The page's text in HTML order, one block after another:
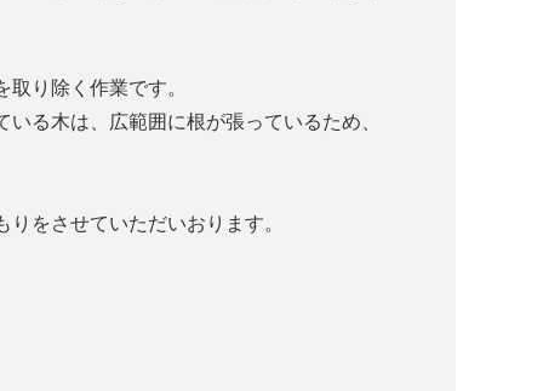
り除く作業です。
る木は、広範囲に根が張っているため、
をさせていただいおります。